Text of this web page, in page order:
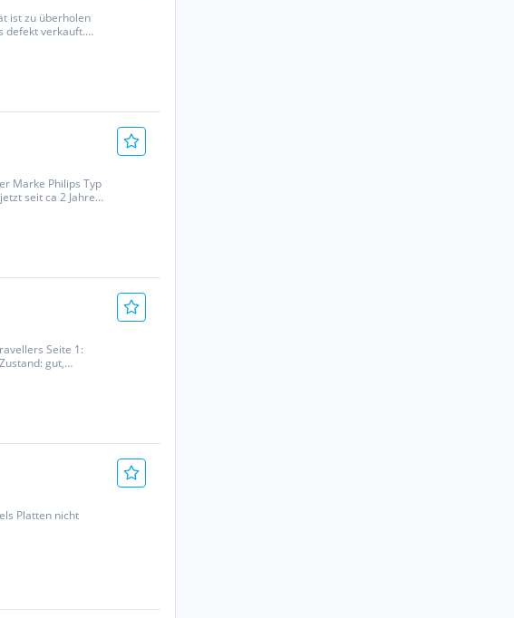
ist zu überholen
defekt verkauft.
Marke Philips Typ
seit ca 2 Jahren.
Seite 1:
gut,
Platten nicht